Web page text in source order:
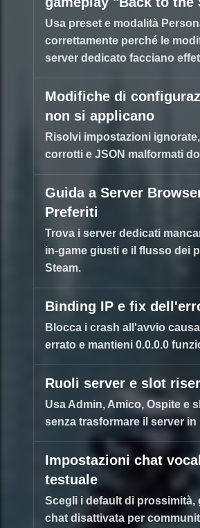
Usa preset e modalità
correttamente perché le
server dedicato facciano
Modifiche di
non si applicano
Risolvi impostazioni
corrotti e JSON malformati
Guida a Server
Preferiti
Trova i server dedicati
in-game giusti e il flusso dei
Steam.
Binding IP e fix
Blocca i crash all'avvio
errato e mantieni 0.0.0.0
Ruoli server e slot
Usa Admin, Amico, Ospite e
senza trasformare il server in
Impostazioni chat
testuale
Scegli i default di prossimità,
chat disattivata per